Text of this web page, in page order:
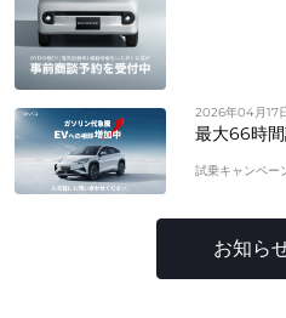
2026年04月17
最大66時
試乗キャンペー
お知ら